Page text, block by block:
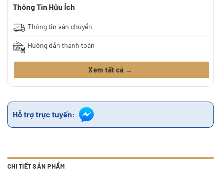
Thông Tin Hữu Ích
Thông tin vận chuyển
Hướng dẫn thanh toán
Xem tất cả →
Hỗ trợ trực tuyến:
CHI TIẾT SẢN PHẨM